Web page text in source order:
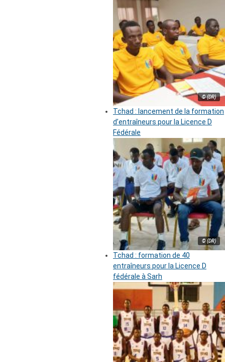
© (DR)
Tchad : lancement de la formation
d’entraîneurs pour la Licence D
Fédérale
© (DR)
Tchad : formation de 40
entraîneurs pour la Licence D
fédérale à Sarh